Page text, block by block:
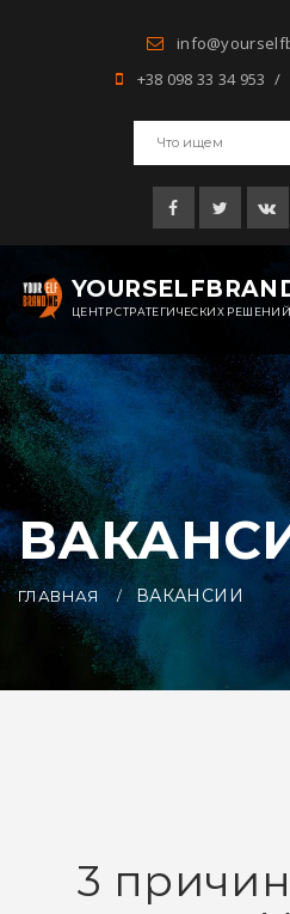
+38 098 33 34 953 /
ЦЕНТР СТРАТЕГИЧЕСКИХ РЕШЕНИЙ
ГЛАВНАЯ ВАКАНСИИ
3